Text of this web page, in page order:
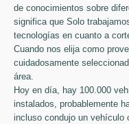
de conocimientos sobre
significa que Solo
tecnologías en cuanto a
Cuando nos elija como
cuidadosamente
área.
Hoy en día, hay 100.000
instalados, probablemente
incluso condujo un vehículo